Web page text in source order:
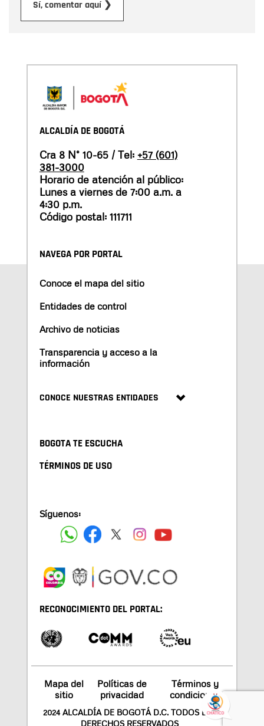
Sí, comentar aquí ❯
ALCALDÍA DE BOGOTÁ
Cra 8 N° 10-65 / Tel: +57 (601)
381-3000
Horario de atención al público:
Lunes a viernes de 7:00 a.m. a
4:30 p.m.
Código postal: 111711
NAVEGA POR PORTAL
Conoce el mapa del sitio
Entidades de control
Archivo de noticias
Transparencia y acceso a la
información
CONOCE NUESTRAS ENTIDADES
BOGOTA TE ESCUCHA
TÉRMINOS DE USO
Síguenos:
RECONOCIMIENTO DEL PORTAL:
Mapa del
sitio
Políticas de
privacidad
Términos y
condiciones
2024 ALCALDÍA DE BOGOTÁ D.C. TODOS LOS
DERECHOS RESERVADOS